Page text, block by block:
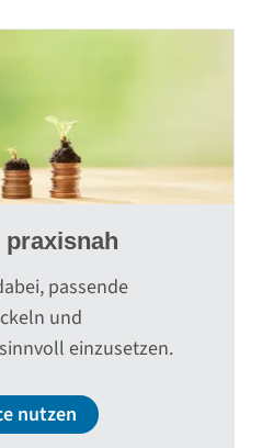
passende
und
einzusetzen.
nutzen